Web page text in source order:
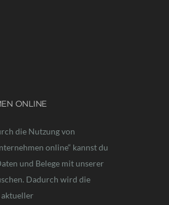
ONLINE
die Nutzung von
online“ kannst du
und Belege mit unserer